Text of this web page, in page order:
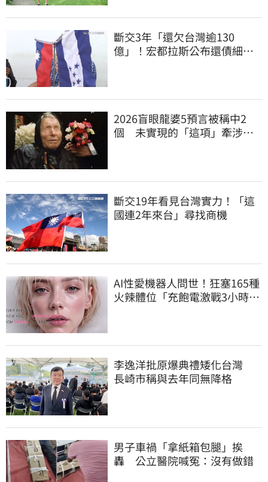
斷交3年「還欠台灣逾130
億」！宏都拉斯公布還債細
2026盲眼龍婆5預言被稱中2
個 未實現的「這項」牽涉台
斷交19年看見台灣實力！「這
國連2年來台」尋找商機
AI性愛機器人問世！狂塞165種
火辣體位「充飽電激戰3小時」
李逸洋批原爆典禮矮化台灣
長崎市稱與去年同無降格
男子車禍「拿紙箱包腿」挨
轟 公立醫院喊冤：沒有做錯